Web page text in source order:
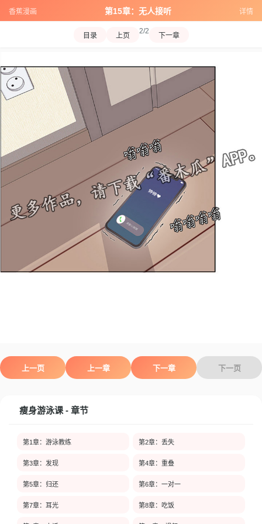
香蕉漫画 第15章：无人接听 详情
目录 上页
2/2
下一章
上一页 上一章 下一章 下一页
瘦身游泳课 - 章节
第1章：游泳教练 第2章：丢失
第3章：发现 第4章：重叠
第5章：归还 第6章：一对一
第7章：耳光 第8章：吃饭